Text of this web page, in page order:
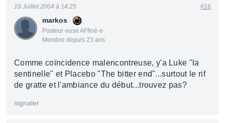
markos
Posteur·euse AFfiné·e
Membre depuis 23 ans
19 Juillet 2004 à 14:25 #16
Comme coïncidence malencontreuse, y'a Luke "la
sentinelle" et Placebo "The bitter end"...surtout le rif
de gratte et l'ambiance du début...trouvez pas?
signaler